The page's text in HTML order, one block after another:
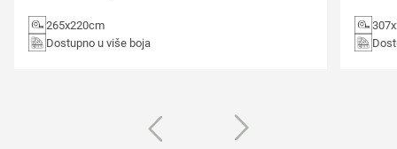
265x220cm
Dostupno u više boja